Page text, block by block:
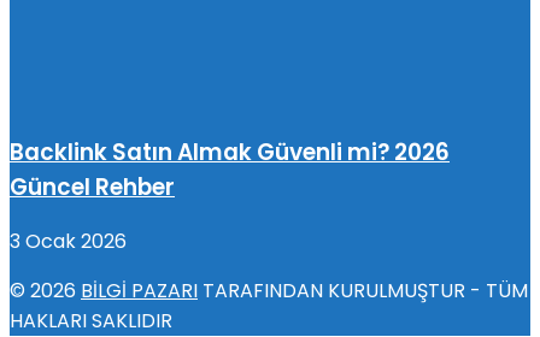
Backlink Satın Almak Güvenli mi? 2026
Güncel Rehber
3 Ocak 2026
© 2026 BİLGİ PAZARI TARAFINDAN KURULMUŞTUR - TÜM
HAKLARI SAKLIDIR